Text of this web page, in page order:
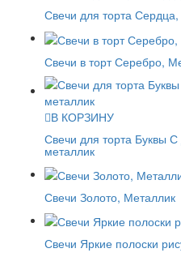
Свечи для торта Сердца,
Свечи в торт Серебро,
В КОРЗИНУ
Свечи для торта Буквы
металлик
Свечи Золото, Металлик
Свечи Яркие полоски